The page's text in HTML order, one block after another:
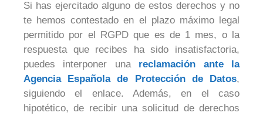
Si has ejercitado alguno de estos derechos y no
te hemos contestado en el plazo máximo legal
permitido por el RGPD que es de 1 mes, o la
respuesta que recibes ha sido insatisfactoria,
puedes interponer una reclamación ante la
Agencia Española de Protección de Datos,
siguiendo el enlace. Además, en el caso
hipotético, de recibir una solicitud de derechos